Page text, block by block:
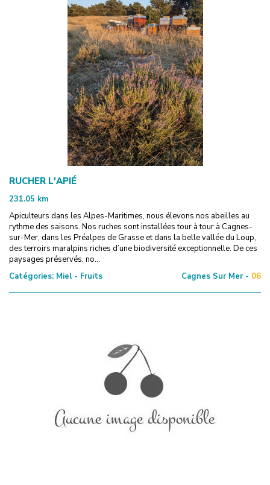
RUCHER L'APIÉ
231.05 km
Apiculteurs dans les Alpes-Maritimes, nous élevons nos abeilles au
rythme des saisons. Nos ruches sont installées tour à tour à Cagnes-
sur-Mer, dans les Préalpes de Grasse et dans la belle vallée du Loup,
des terroirs maralpins riches d’une biodiversité exceptionnelle. De ces
paysages préservés, no...
Catégories: Miel - Fruits Cagnes Sur Mer - 06